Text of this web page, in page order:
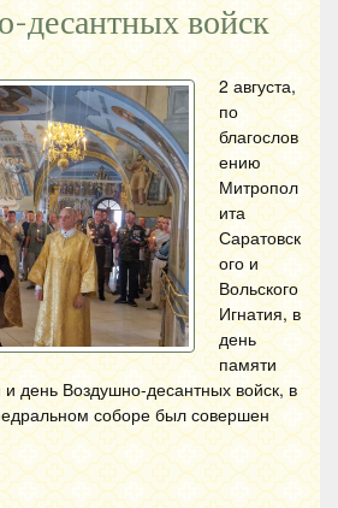
десантных войск
2 августа,
по
благослов
ению
Митропол
ита
Саратовск
ого и
Вольского
Игнатия, в
день
памяти
день Воздушно-десантных войск, в
соборе был совершен